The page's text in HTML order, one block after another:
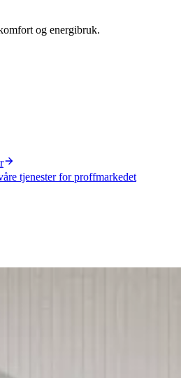
og energibruk.
tjenester for proffmarkedet